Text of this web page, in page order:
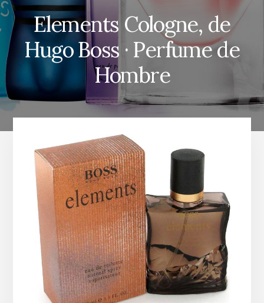
Elements Cologne, de
Hugo Boss · Perfume de
Hombre